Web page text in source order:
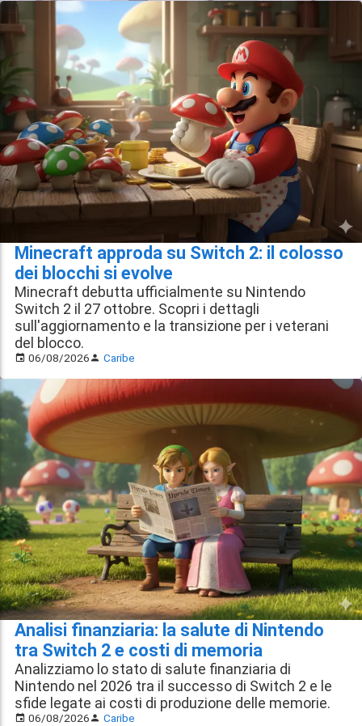
Minecraft approda su Switch 2: il colosso
dei blocchi si evolve
Minecraft debutta ufficialmente su Nintendo
Switch 2 il 27 ottobre. Scopri i dettagli
sull'aggiornamento e la transizione per i veterani
del blocco.
06/08/2026 Caribe
Analisi finanziaria: la salute di Nintendo
tra Switch 2 e costi di memoria
Analizziamo lo stato di salute finanziaria di
Nintendo nel 2026 tra il successo di Switch 2 e le
sfide legate ai costi di produzione delle memorie.
06/08/2026 Caribe